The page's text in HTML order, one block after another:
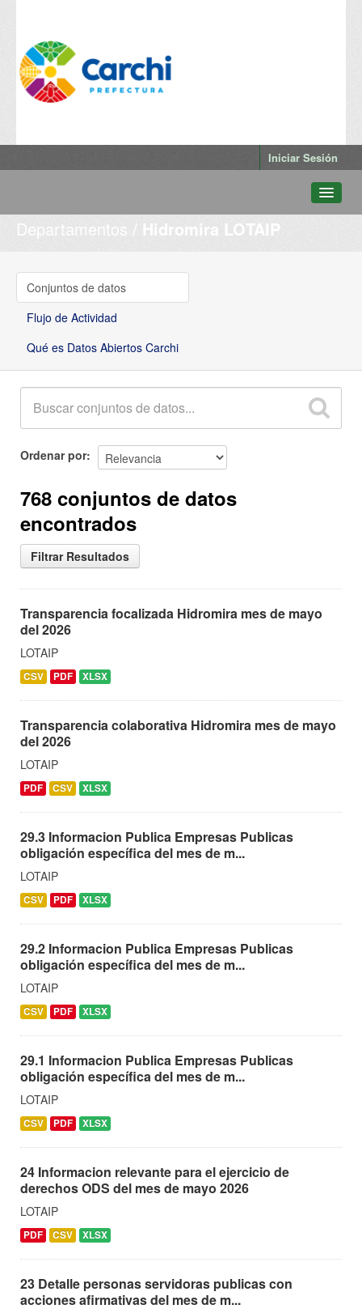
Iniciar Sesión
Conjuntos de datos
Grupos
Qué es Datos Abiertos Carchi
Departamentos Hidromira LOTAIP
Conjuntos de datos
Flujo de Actividad
Qué es Datos Abiertos Carchi
Ordenar por
768 conjuntos de datos
encontrados
Filtrar Resultados
Transparencia focalizada Hidromira mes de mayo
del 2026
LOTAIP
CSV PDF XLSX
Transparencia colaborativa Hidromira mes de mayo
del 2026
LOTAIP
PDF CSV XLSX
29.3 Informacion Publica Empresas Publicas
obligación específica del mes de m...
LOTAIP
CSV PDF XLSX
29.2 Informacion Publica Empresas Publicas
obligación específica del mes de m...
LOTAIP
CSV PDF XLSX
29.1 Informacion Publica Empresas Publicas
obligación específica del mes de m...
LOTAIP
CSV PDF XLSX
24 Informacion relevante para el ejercicio de
derechos ODS del mes de mayo 2026
LOTAIP
PDF CSV XLSX
23 Detalle personas servidoras publicas con
acciones afirmativas del mes de m...